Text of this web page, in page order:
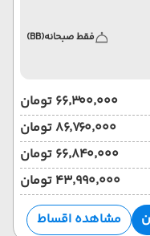
فقط صبحانه(BB)
۶۶٬۳۰۰٬۰۰۰ تومان
۸۶٬۷۶۰٬۰۰۰ تومان
۶۶٬۸۴۰٬۰۰۰ تومان
۴۳٬۹۹۰٬۰۰۰ تومان
مشاهده اقساط